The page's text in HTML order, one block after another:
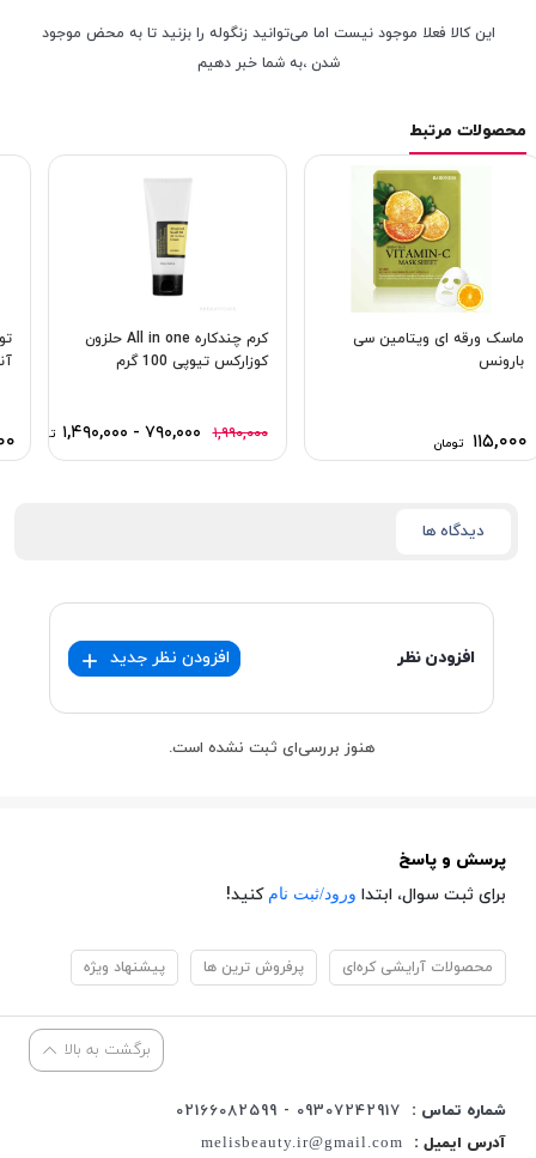
این کالا فعلا موجود نیست اما می‌توانید زنگوله را بزنید تا به محض موجود
شدن ،به شما خبر دهیم
محصولات مرتبط
ماسک ورقه ای ویتامین سی
بارونس
۱۱۵,۰۰۰ تومان
کرم چندکاره All in one حلزون
كوزاركس تیوپی 100 گرم
۱,۹۹۰,۰۰۰ ۷۹۰,۰۰۰ - ۱,۴۹۰,۰۰۰ تومان
دیدگاه ها
افزودن نظر افزودن نظر جدید
هنوز بررسی‌ای ثبت نشده است.
پرسش و پاسخ
برای ثبت سوال، ابتدا ورود/ثبت نام کنید!
محصولات آرایشی کره‌ای پرفروش ترین ها پیشنهاد ویژه
برگشت به بالا
شماره تماس :
09307242917 - 02166082599
آدرس ایمیل :
melisbeauty.ir@gmail.com